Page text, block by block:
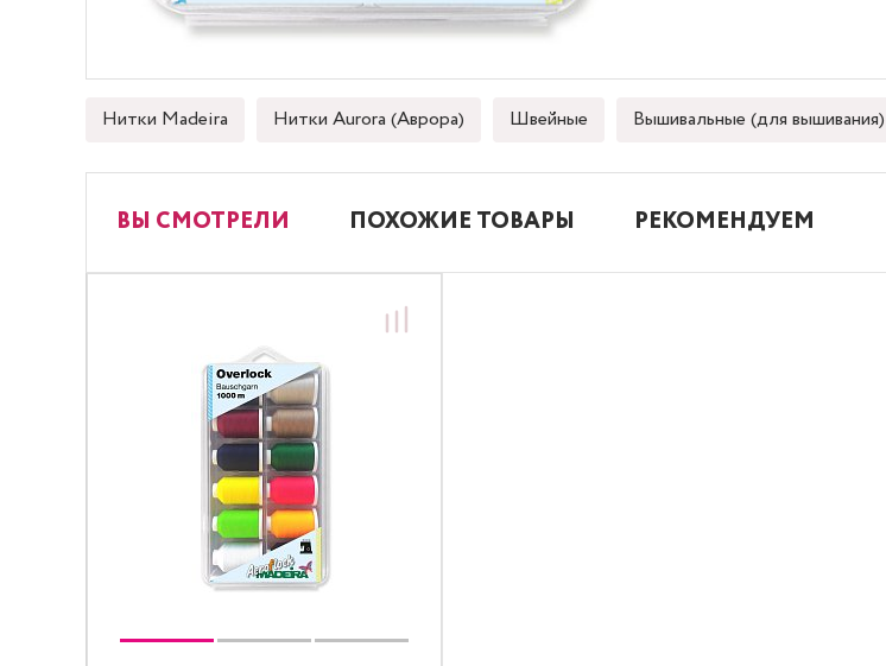
Состав: 100% полиэстер
Нитки Madeira Нитки Aurora (Аврора) Швейные Вышивальные (для вышивания)
ВЫ СМОТРЕЛИ ПОХОЖИЕ ТОВАРЫ РЕКОМЕНДУЕМ